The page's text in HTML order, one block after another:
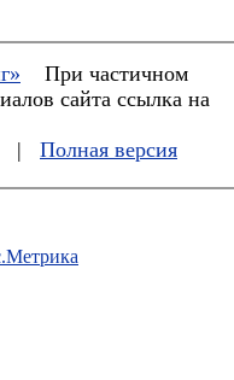
При частичном
сайта ссылка на
| Полная версия